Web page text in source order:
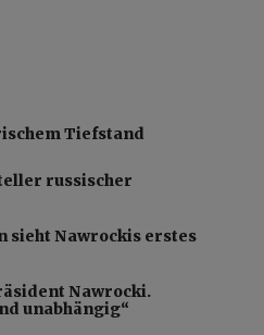
Tiefstand
russischer
sieht Nawrockis erstes
Nawrocki.
unabhängig“